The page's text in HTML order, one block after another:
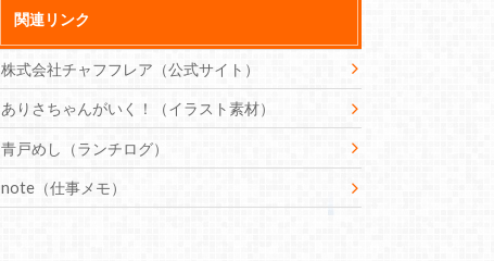
関連リンク
株式会社チャフフレア（公式サイト）
ありさちゃんがいく！（イラスト素材）
青戸めし（ランチログ）
note（仕事メモ）